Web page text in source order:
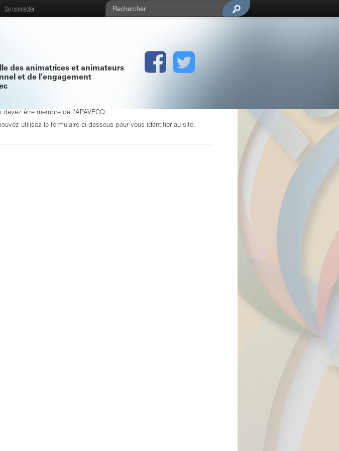
Se connecter
des animatrices et animateurs
et de l’engagement
être membre de l'APAVECQ.
utilisez le formulaire ci-dessous pour vous identifier au site.